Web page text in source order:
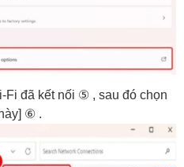
Fi đã kết nối ⑤ , sau đó chọn
⑥ .